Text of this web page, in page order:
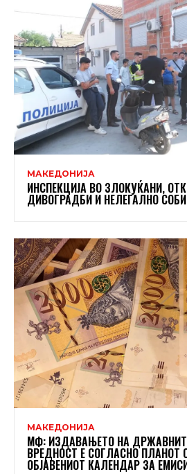
МАКЕДОНИЈА
ИНСПЕКЦИЈА ВО ЗЛОКУЌАНИ,
ДИВОГРАДБИ И НЕЛЕГАЛНО
МАКЕДОНИЈА
МФ: ИЗДАВАЊЕТО НА
ВРЕДНОСТ Е СОГЛАСНО ПЛАНОТ
ОБЈАВЕНИОТ КАЛЕНДАР ЗА